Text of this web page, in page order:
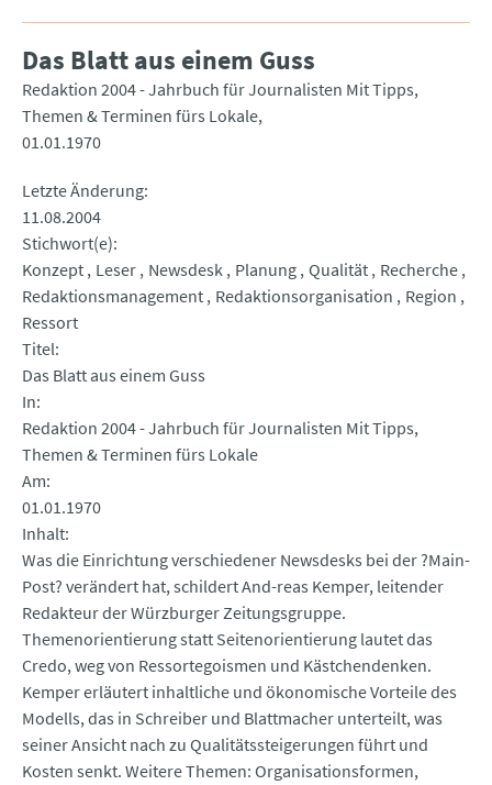
Das Blatt aus einem Guss
Redaktion 2004 - Jahrbuch für Journalisten Mit Tipps,
Themen & Terminen fürs Lokale
01.01.1970
Letzte Änderung
11.08.2004
Stichwort(e)
Konzept Leser Newsdesk Planung Qualität Recherche
Redaktionsmanagement Redaktionsorganisation
Region
Ressort
Titel
Das Blatt aus einem Guss
In
Redaktion 2004 - Jahrbuch für Journalisten Mit Tipps,
Themen & Terminen fürs Lokale
Am
01.01.1970
Inhalt
Was die Einrichtung verschiedener Newsdesks bei der ?Main-
Post? verändert hat, schildert And-reas Kemper, leitender
Redakteur der Würzburger Zeitungsgruppe.
Themenorientierung statt Seitenorientierung lautet das
Credo, weg von Ressortegoismen und Kästchendenken.
Kemper erläutert inhaltliche und ökonomische Vorteile des
Modells, das in Schreiber und Blattmacher unterteilt, was
seiner Ansicht nach zu Qualitätssteigerungen führt und
Kosten senkt. Weitere Themen: Organisationsformen,